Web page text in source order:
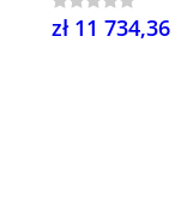
zł 11 734,36